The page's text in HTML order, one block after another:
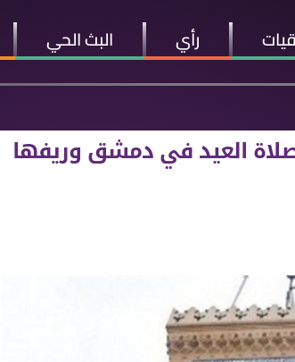
رأي البث الحي
العيد في دمشق وريفها